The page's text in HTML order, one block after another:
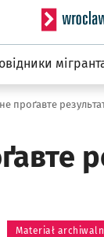
проґавте
Materiał